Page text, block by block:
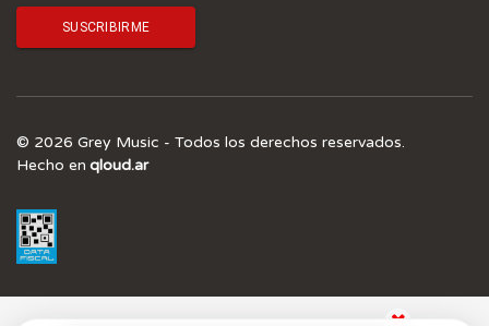
© 2026 Grey Music - Todos los derechos reservados.
Hecho en qloud.ar